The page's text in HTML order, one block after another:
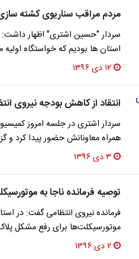
مردم مراقب سناریوی کشته
سردار "حسین اشتری" اظهار داشت:
استان ها بودیم که خواستگاه
۱۲ دی ۱۳۹۶
انتقاد از کاهش بودجه نیروی
سردار اشتری در جلسه امروز
همراه معاونانش حضور پیدا کرد و
۳ دی ۱۳۹۶
توصیه فرمانده ناجا به
فرمانده نیروی انتظامی گفت: در
موتورسیکلت‌ها برای رفع مشکل
۲ دی ۱۳۹۶